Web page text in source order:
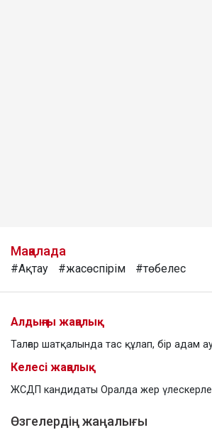
Мақалада
#Ақтау #жасөспірім #төбелес
Алдыңғы жаңалық
Талғар шатқалында тас құлап, бір адам
Келесі жаңалық
ЖСДП кандидаты Оралда жер